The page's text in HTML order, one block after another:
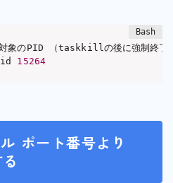
PID （taskkillの後に強制終了の
15264
ポート番号より